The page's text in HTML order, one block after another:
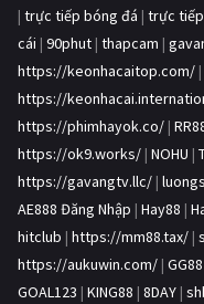
| trực tiếp bóng đá | trực
cái | 90phut | thapcam |
https://keonhacaitop.com/ |
https://
https://phimhayok.co/ |
https://ok9.works/ | NOHU |
https://gavangtv.llc/ |
AE888 Đăng Nhập | Hay88 |
hitclub | https://mm88.tax/ |
https://aukuwin.com/ | GG88
GOAL123 | KING88 | 8DAY |